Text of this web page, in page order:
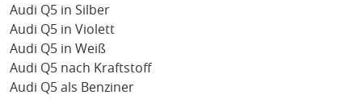
Audi Q5 in Silber
Audi Q5 in Violett
Audi Q5 in Weiß
Audi Q5 nach Kraftstoff
Audi Q5 als Benziner